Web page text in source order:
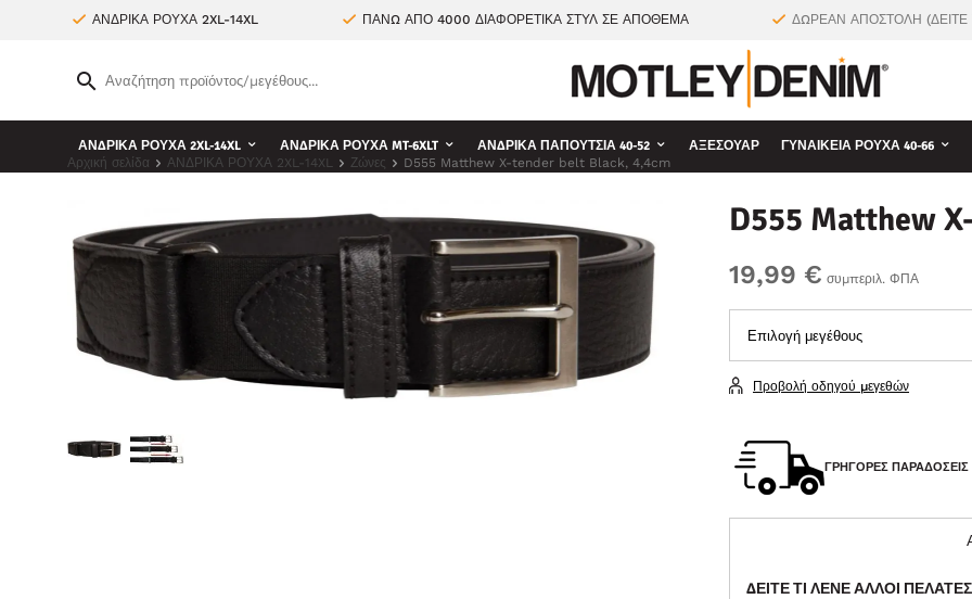
ΑΝΔΡΙΚΑ ΡΟΥΧΑ 2XL-14XL ΠΑΝΩ ΑΠΟ 4000 ΔΙΑΦΟΡΕΤΙΚΑ ΣΤΥΛ ΣΕ ΑΠΟΘΕΜΑ ΔΩΡΕΑΝ ΑΠΟΣΤΟΛΗ
ΑΝΔΡΙΚΑ ΡΟΥΧΑ 2XL-14XL ΑΝΔΡΙΚΑ ΡΟΥΧΑ MT-6XLT ΑΝΔΡΙΚΆ ΠΑΠΟΎΤΣΙΑ 40-52 ΑΞΕΣΟΥΆΡ ΓΥΝΑΙΚΕΊΑ ΡΟΎΧΑ 40-66
Αρχική σελίδα ΑΝΔΡΙΚΑ ΡΟΥΧΑ 2XL-14XL Ζώνες D555 Matthew X-tender belt Black, 4,4cm
D555 Matthew
19,99 € συμπεριλ. ΦΠΑ
Προβολή οδηγού μεγεθών
ΓΡΉΓΟΡΕΣ ΠΑΡΑΔΌΣΕΙΣ
ΔΕΊΤΕ ΤΙ ΛΈΝΕ ΆΛΛΟΙ